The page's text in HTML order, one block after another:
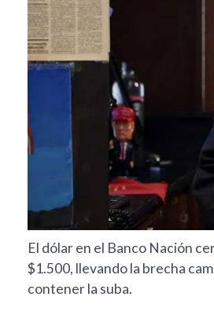
El dólar en el Banco Nación
$1.500, llevando la brecha
contener la suba.